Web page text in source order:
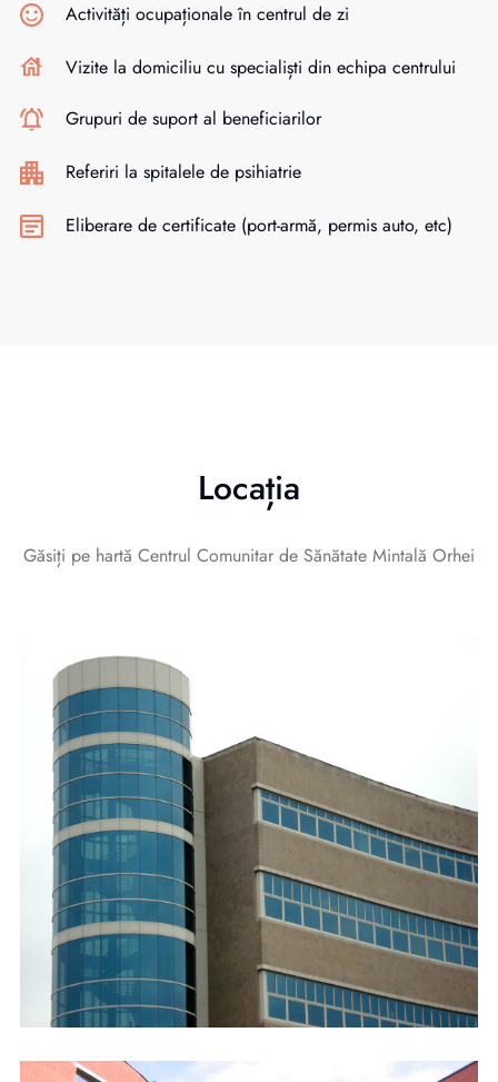
Activități ocupaționale în centrul de zi
Vizite la domiciliu cu specialiști din echipa centrului
Grupuri de suport al beneficiarilor
Referiri la spitalele de psihiatrie
Eliberare de certificate (port-armă, permis auto, etc)
Locația
Găsiți pe hartă Centrul Comunitar de Sănătate Mintală Orhei